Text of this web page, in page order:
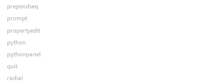
prependseq
prompt
propertyedit
python
pythonpanel
quit
radial